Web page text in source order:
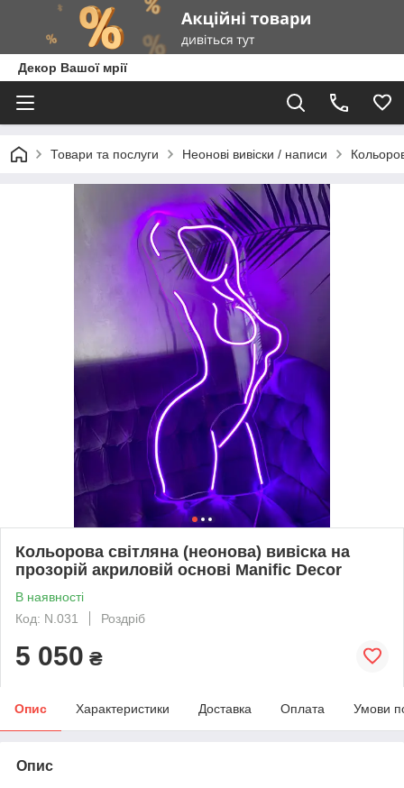
Декор Вашої мрії
Товари та послуги Неонові вивіски / написи
Кольорова світляна (неонова) вивіска на
прозорій акриловій основі Manific Decor
В наявності
Код: N.031
Роздріб
5 050 ₴
Опис Характеристики Доставка Оплата Умови
Опис